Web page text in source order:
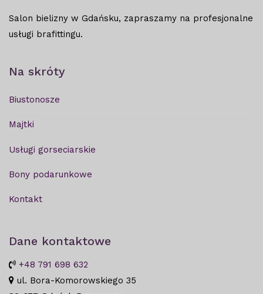
Salon bielizny w Gdańsku, zapraszamy na profesjonalne
usługi brafittingu.
Na skróty
Biustonosze
Majtki
Usługi gorseciarskie
Bony podarunkowe
Kontakt
Dane kontaktowe
+48 791 698 632
ul. Bora-Komorowskiego 35